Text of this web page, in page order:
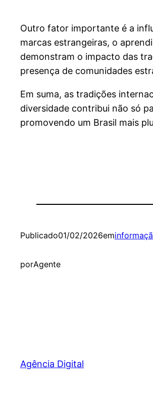
Outro fator importante é a
marcas estrangeiras, o
demonstram o impacto das
presença de comunidades
Em suma, as tradições
diversidade contribui não só
promovendo um Brasil mais
Publicado01/02/2026em
porAgente
Agência Digital